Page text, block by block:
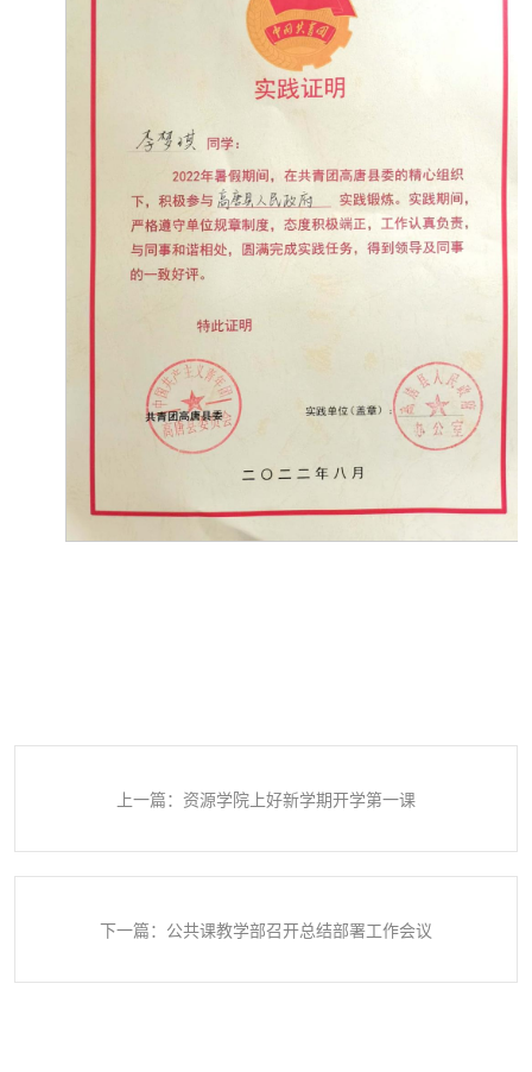
上一篇：资源学院上好新学期开学第一课
下一篇：公共课教学部召开总结部署工作会议